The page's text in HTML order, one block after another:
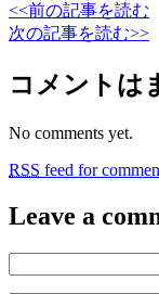
<<前の記事を読む
次の記事を読む>>
コメントは
No comments yet.
RSS feed for
Leave a